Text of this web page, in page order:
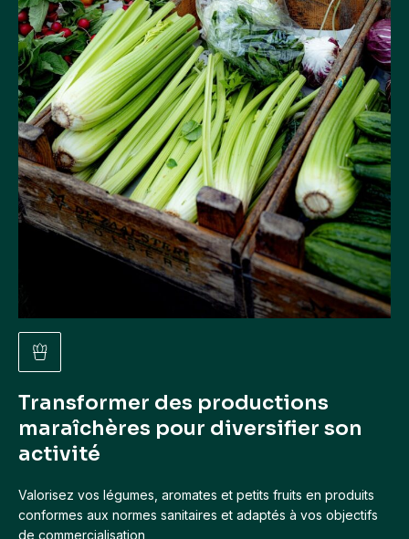
Transformer des productions
maraîchères pour diversifier son
activité
Valorisez vos légumes, aromates et petits fruits en produits
conformes aux normes sanitaires et adaptés à vos objectifs
de commercialisation